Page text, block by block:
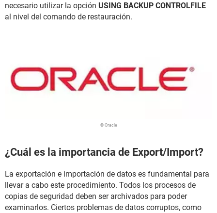
necesario utilizar la opción USING BACKUP CONTROLFILE
al nivel del comando de restauración.
© Oracle
¿Cuál es la importancia de Export/Import?
La exportación e importación de datos es fundamental para
llevar a cabo este procedimiento. Todos los procesos de
copias de seguridad deben ser archivados para poder
examinarlos. Ciertos problemas de datos corruptos, como